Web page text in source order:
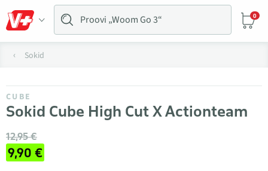
0
Sokid
CUBE
Sokid Cube High Cut X Actionteam
12,95 €
9,90 €